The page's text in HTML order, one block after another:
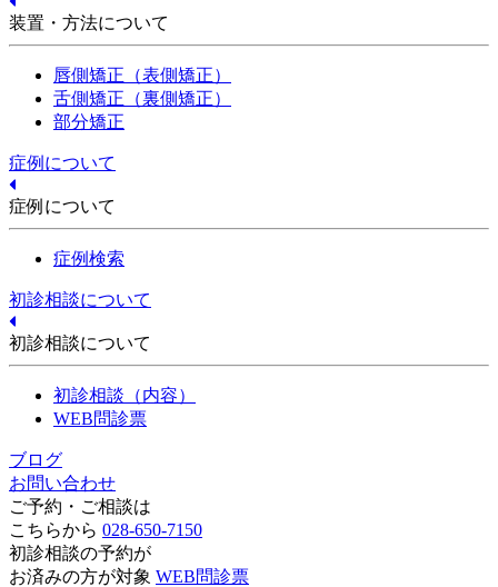
装置・方法について
唇側矯正（表側矯正）
舌側矯正（裏側矯正）
部分矯正
症例について
症例について
症例検索
初診相談について
初診相談について
初診相談（内容）
WEB問診票
ブログ
お問い合わせ
ご予約・ご相談は
こちらから 028-650-7150
初診相談の予約が
お済みの方が対象 WEB問診票